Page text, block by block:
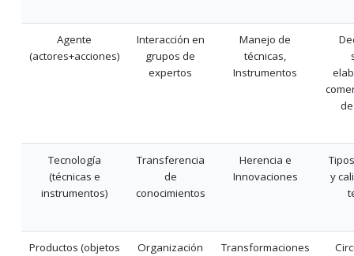
Agente
(actores+acciones)
Interacción en
grupos de
expertos
Manejo de
técnicas,
Instrumentos
Tecnología
(técnicas e
instrumentos)
Transferencia
de
conocimientos
Herencia e
Innovaciones
y
Productos (objetos
Organización
Transformaciones